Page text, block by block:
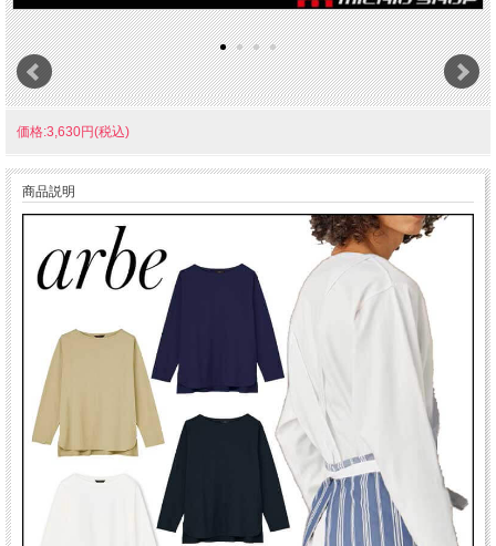
価格:3,630円(税込)
商品説明